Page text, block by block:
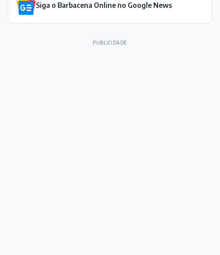
Siga o Barbacena Online no Google News
PUBLICIDADE